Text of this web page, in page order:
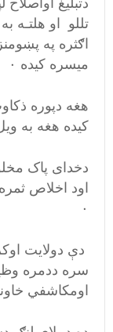
دتبلیغ
تللو او هلتـه
اګثره په
میسره کیده ۰
هغه دپوره
کیده هغه به
دخدای پاک
اود اخلاص
۰
دې دولایت
سره ددمره
اومکاشفي